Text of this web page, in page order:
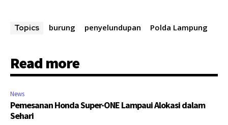
Topics burung penyelundupan Polda Lampung
Read more
News
Pemesanan Honda Super-ONE Lampaui Alokasi dalam
Sehari